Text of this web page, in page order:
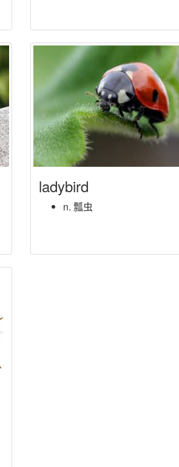
ladybird
n. 瓢虫